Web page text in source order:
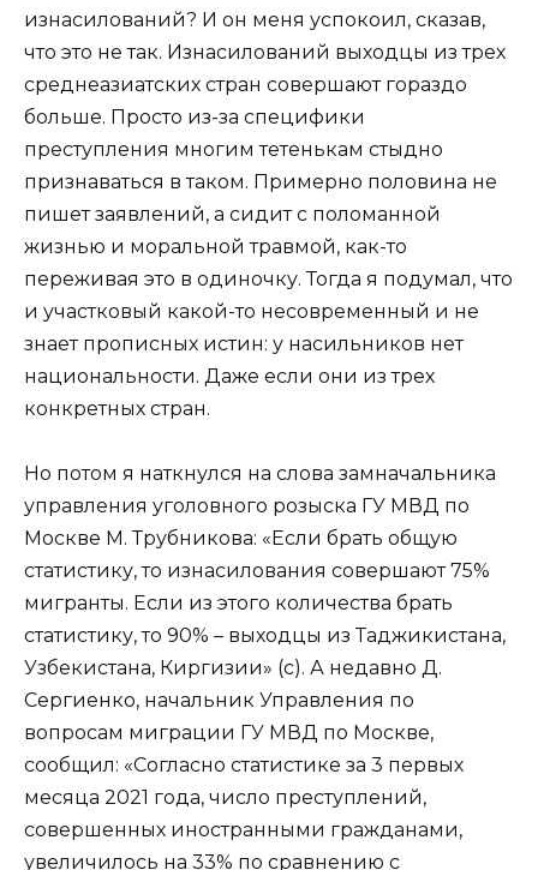
изнасилований? И он меня успокоил, сказав,
что это не так. Изнасилований выходцы из трех
среднеазиатских стран совершают гораздо
больше. Просто из-за специфики
преступления многим тетенькам стыдно
признаваться в таком. Примерно половина не
пишет заявлений, а сидит с поломанной
жизнью и моральной травмой, как-то
переживая это в одиночку. Тогда я подумал, что
и участковый какой-то несовременный и не
знает прописных истин: у насильников нет
национальности. Даже если они из трех
конкретных стран.
Но потом я наткнулся на слова замначальника
управления уголовного розыска ГУ МВД по
Москве М. Трубникова: «Если брать общую
статистику, то изнасилования совершают 75%
мигранты. Если из этого количества брать
статистику, то 90% – выходцы из Таджикистана,
Узбекистана, Киргизии» (с). А недавно Д.
Сергиенко, начальник Управления по
вопросам миграции ГУ МВД по Москве,
сообщил: «Согласно статистике за 3 первых
месяца 2021 года, число преступлений,
совершенных иностранными гражданами,
увеличилось на 33% по сравнению с